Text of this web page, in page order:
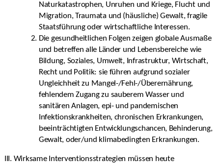
Naturkatastrophen, Unruhen und Kriege, Flucht und
Migration, Traumata und (häusliche) Gewalt, fragile
Staatsführung oder wirtschaftliche Interessen.
Die gesundheitlichen Folgen zeigen globale Ausmaße
und betreffen alle Länder und Lebensbereiche wie
Bildung, Soziales, Umwelt, Infrastruktur, Wirtschaft,
Recht und Politik: sie führen aufgrund sozialer
Ungleichheit zu Mangel-/Fehl-/Überernährung,
fehlendem Zugang zu sauberem Wasser und
sanitären Anlagen, epi- und pandemischen
Infektionskrankheiten, chronischen Erkrankungen,
beeinträchtigten Entwicklungschancen, Behinderung,
Gewalt, oder/und klimabedingten Erkrankungen.
III. Wirksame Interventionsstrategien müssen heute